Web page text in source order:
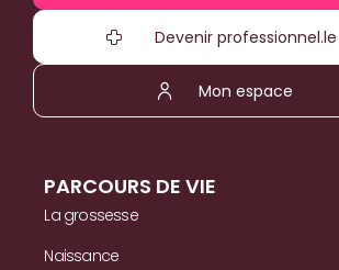
Devenir professionnel.le
Mon espace
PARCOURS DE VIE
La grossesse
Naissance